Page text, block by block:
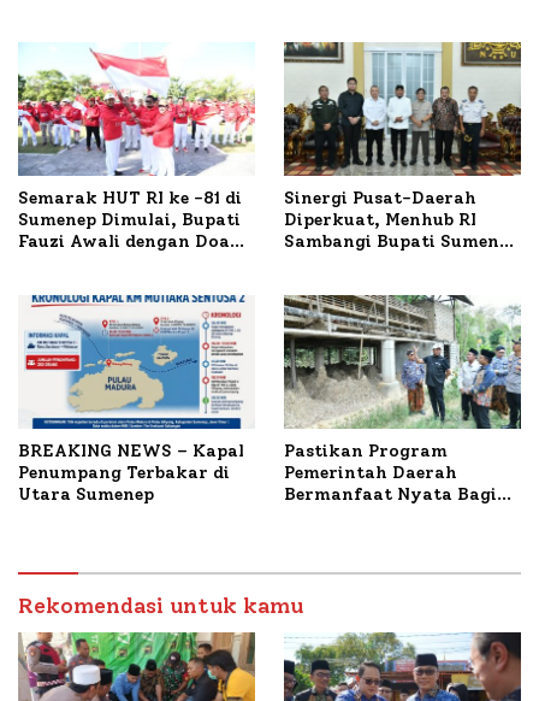
Semarak HUT RI ke -81 di
Sumenep Dimulai, Bupati
Fauzi Awali dengan Doa
Sinergi Pusat-Daerah
Diperkuat, Menhub RI
Sambangi Bupati Sumenep
BREAKING NEWS – Kapal
Penumpang Terbakar di
Utara Sumenep
Pastikan Program
Pemerintah Daerah
Bermanfaat Nyata Bagi
Petelur di Desa Bataal
Timur
Rekomendasi untuk kamu